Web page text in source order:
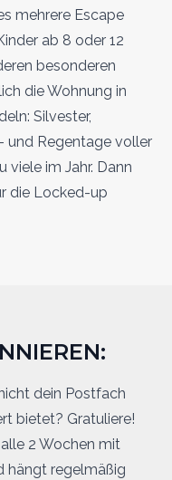
mehrere Escape
ab 8 oder 12
besonderen
die Wohnung in
Silvester,
und Regentage voller
viele im Jahr. Dann
die Locked-up
dein Postfach
bietet? Gratuliere!
2 Wochen mit
hängt regelmäßig